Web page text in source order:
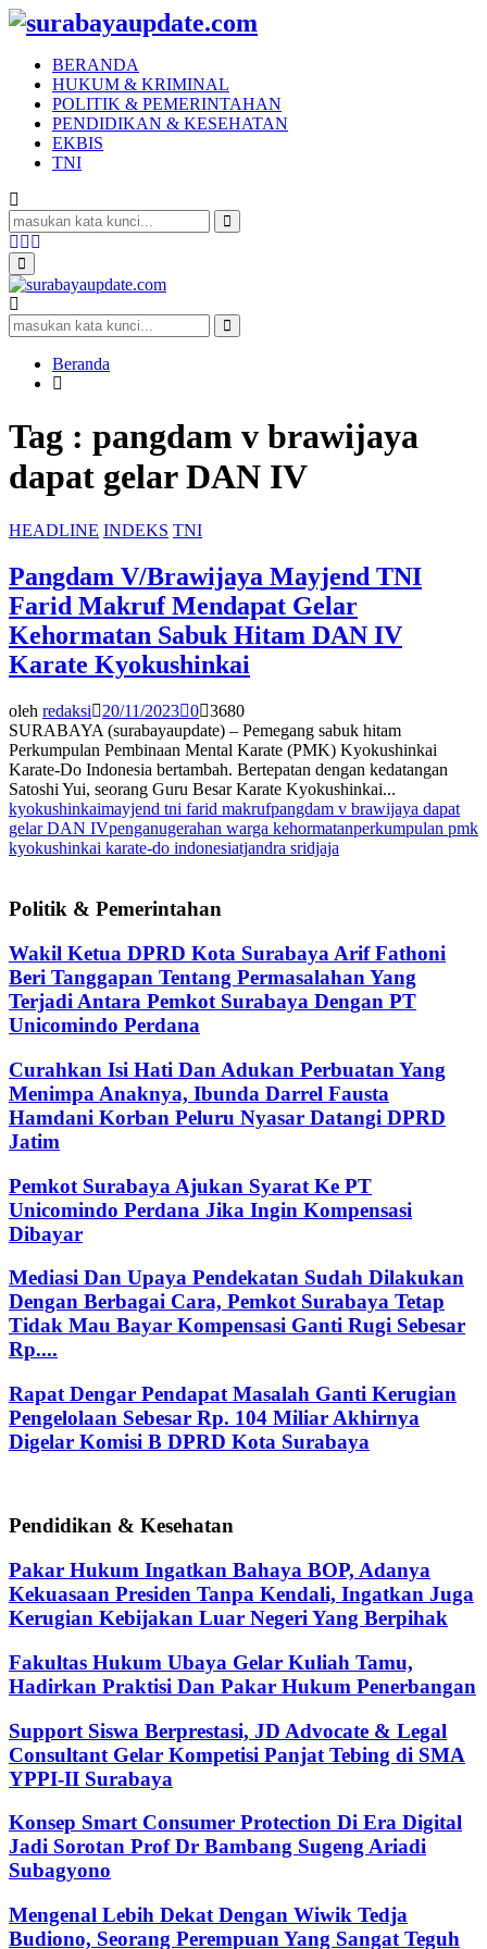
BERANDA
HUKUM & KRIMINAL
POLITIK & PEMERINTAHAN
PENDIDIKAN & KESEHATAN
EKBIS
TNI
Search
for:
Search
Facebook
Twitter
Primary
Menu
Search
for:
Search
Beranda
Tag : pangdam v brawijaya
dapat gelar DAN IV
HEADLINE INDEKS TNI
Pangdam V/Brawijaya Mayjend TNI
Farid Makruf Mendapat Gelar
Kehormatan Sabuk Hitam DAN IV
Karate Kyokushinkai
oleh redaksi 20/11/2023 0 3680
SURABAYA (surabayaupdate) – Pemegang sabuk hitam
Perkumpulan Pembinaan Mental Karate (PMK) Kyokushinkai
Karate-Do Indonesia bertambah. Bertepatan dengan kedatangan
Satoshi Yui, seorang Guru Besar Karate Kyokushinkai...
kyokushinkaimayjend tni farid makrufpangdam v brawijaya dapat
gelar DAN IVpenganugerahan warga kehormatanperkumpulan pmk
kyokushinkai karate-do indonesiatjandra sridjaja
Politik & Pemerintahan
Wakil Ketua DPRD Kota Surabaya Arif Fathoni
Beri Tanggapan Tentang Permasalahan Yang
Terjadi Antara Pemkot Surabaya Dengan PT
Unicomindo Perdana
Curahkan Isi Hati Dan Adukan Perbuatan Yang
Menimpa Anaknya, Ibunda Darrel Fausta
Hamdani Korban Peluru Nyasar Datangi DPRD
Jatim
Pemkot Surabaya Ajukan Syarat Ke PT
Unicomindo Perdana Jika Ingin Kompensasi
Dibayar
Mediasi Dan Upaya Pendekatan Sudah Dilakukan
Dengan Berbagai Cara, Pemkot Surabaya Tetap
Tidak Mau Bayar Kompensasi Ganti Rugi Sebesar
Rp....
Rapat Dengar Pendapat Masalah Ganti Kerugian
Pengelolaan Sebesar Rp. 104 Miliar Akhirnya
Digelar Komisi B DPRD Kota Surabaya
Pendidikan & Kesehatan
Pakar Hukum Ingatkan Bahaya BOP, Adanya
Kekuasaan Presiden Tanpa Kendali, Ingatkan Juga
Kerugian Kebijakan Luar Negeri Yang Berpihak
Fakultas Hukum Ubaya Gelar Kuliah Tamu,
Hadirkan Praktisi Dan Pakar Hukum Penerbangan
Support Siswa Berprestasi, JD Advocate & Legal
Consultant Gelar Kompetisi Panjat Tebing di SMA
YPPI-II Surabaya
Konsep Smart Consumer Protection Di Era Digital
Jadi Sorotan Prof Dr Bambang Sugeng Ariadi
Subagyono
Mengenal Lebih Dekat Dengan Wiwik Tedja
Budiono, Seorang Perempuan Yang Sangat Teguh